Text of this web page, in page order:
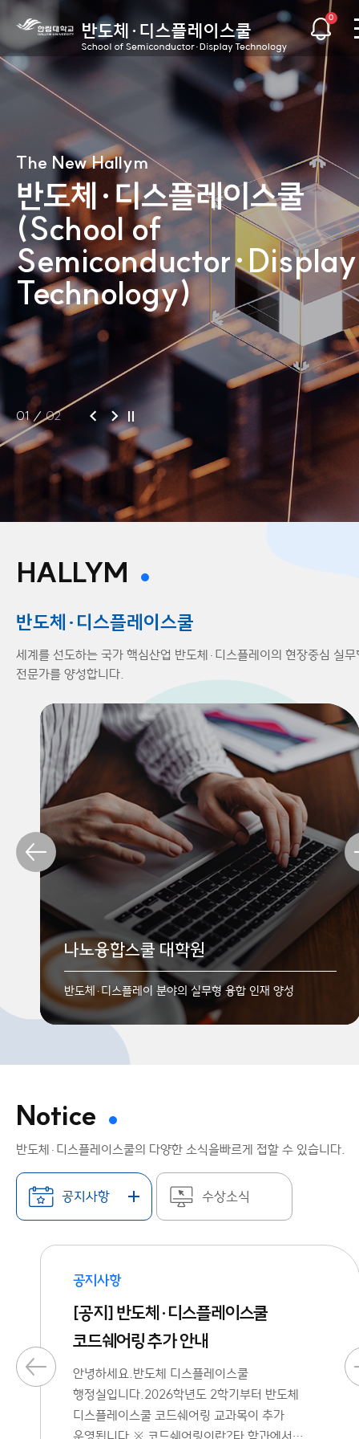
0
The New Hallym
반도체·디스플레이스쿨
(School of
Semiconductor·Display
Technology)
The New Hallym
반도체·디스플레이스쿨
(School of
Semiconductor·Display
Technology)
The New Hallym
반도체·디스플레이스쿨
(School of
Semiconductor·Display
Technology)
The New Hallym
반도체·디스플레이스쿨
(School of
Semiconductor·Display
Technology)
The New Hallym
반도체·디스플레이스쿨
(School of
Semiconductor·Display
Technology)
The New Hallym
반도체·디스플레이스쿨
(School of
Semiconductor·Display
Technology)
01 02
HALLYM
반도체·디스플레이스쿨
세계를 선도하는 국가 핵심산업 반도체·디스플레이의 현장중심 실무
전문가를 양성합니다.
반도체전공
나노기술의 대표적인 기술분야
디스플레이전공
오늘날 정보 문명의 핵심
나노융합스쿨 대학원
반도체·디스플레이 분야의 실무형 융합 인재 양성
Notice
반도체·디스플레이스쿨의 다양한 소식을빠르게 접할 수 있습니다.
공지사항 수상소식
공지사항
[공지] 반도체·디스플레이스쿨
코드쉐어링 추가 안내
안녕하세요.반도체 디스플레이스쿨
행정실입니다.2026학년도 2학기부터 반도체
디스플레이스쿨 코드쉐어링 교과목이 추가
운영됩니다.※ 코드쉐어링이란?타 학과에서